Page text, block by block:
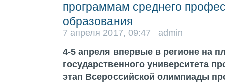
программам среднего
образования
7 апреля 2017, 09:47 admin
4-5 апреля впервые в регионе на
государственного университета
этап Всероссийской олимпиады